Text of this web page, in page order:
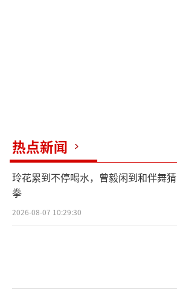
热点新闻
玲花累到不停喝水，曾毅闲到和伴舞猜
拳
2026-08-07 10:29:30